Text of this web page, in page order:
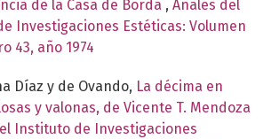
de la Casa de Borda , Anales del
Investigaciones Estéticas: Volumen
43, año 1974
Díaz y de Ovando, La décima en
y valonas, de Vicente T. Mendoza
Instituto de Investigaciones